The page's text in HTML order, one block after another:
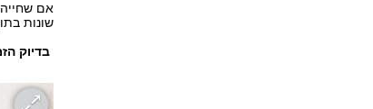
אם
שונות
בדיוק